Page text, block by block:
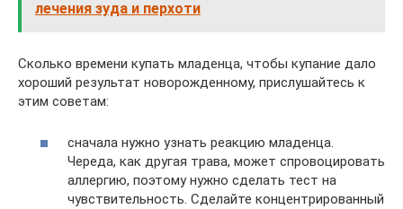
лечения зуда и перхоти
Сколько времени купать младенца, чтобы купание дало
хороший результат новорожденному, прислушайтесь к
этим советам:
сначала нужно узнать реакцию младенца.
Череда, как другая трава, может спровоцировать
аллергию, поэтому нужно сделать тест на
чувствительность. Сделайте концентрированный